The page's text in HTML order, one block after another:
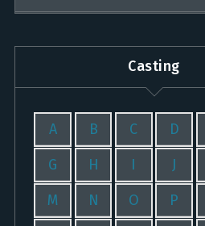
Casting
A B C D
G H I J
M N O P